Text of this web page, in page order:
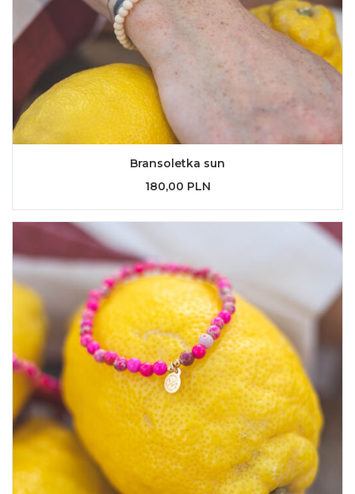
Bransoletka sun
180,00 PLN